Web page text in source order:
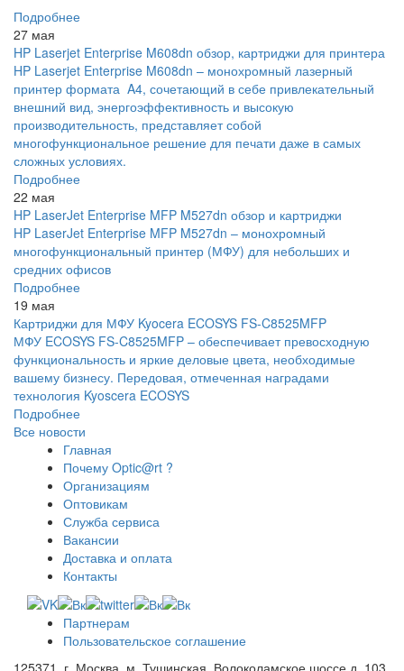
Подробнее
27 мая
HP Laserjet Enterprise M608dn обзор, картриджи для принтера
HP Laserjet Enterprise M608dn – монохромный лазерный
принтер формата A4, сочетающий в себе привлекательный
внешний вид, энергоэффективность и высокую
производительность, представляет собой
многофункциональное решение для печати даже в самых
сложных условиях.
Подробнее
22 мая
HP LaserJet Enterprise MFP M527dn обзор и картриджи
HP LaserJet Enterprise MFP M527dn – монохромный
многофункциональный принтер (МФУ) для небольших и
средних офисов
Подробнее
19 мая
Картриджи для МФУ Kyocera ECOSYS FS-C8525MFP
МФУ ECOSYS FS-C8525MFP – обеспечивает превосходную
функциональность и яркие деловые цвета, необходимые
вашему бизнесу. Передовая, отмеченная наградами
технология Kyoscera ECOSYS
Подробнее
Все новости
Главная
Почему Optic@rt ?
Организациям
Оптовикам
Служба сервиса
Вакансии
Доставка и оплата
Контакты
Партнерам
Пользовательское соглашение